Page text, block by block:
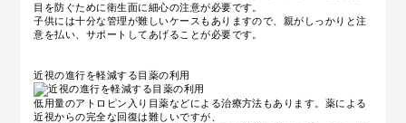
目を防ぐために衛生面に細心の注意が必要です。
子供には十分な管理が難しいケースもありますので、親がしっかりと注
意を払い、サポートしてあげることが必要です。
近視の進行を軽減する目薬の利用
低用量のアトロピン入り目薬などによる治療方法もあります。薬による
近視からの完全な回復は難しいですが、